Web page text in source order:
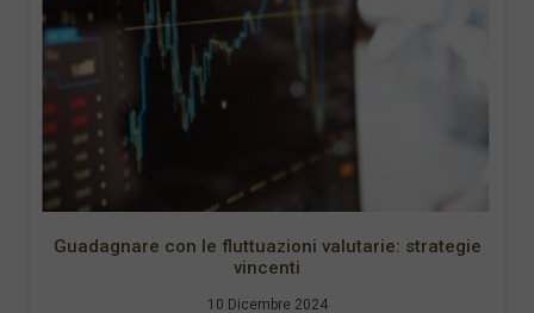
Guadagnare con le fluttuazioni valutarie: strategie
vincenti
10 Dicembre 2024